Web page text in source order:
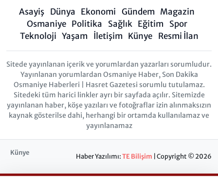
Asayiş Dünya Ekonomi Gündem Magazin
Osmaniye Politika Sağlık Eğitim
Spor
Teknoloji Yaşam İletişim Künye Resmi İlan
Sitede yayınlanan içerik ve yorumlardan yazarları sorumludur.
Yayınlanan yorumlardan Osmaniye Haber, Son Dakika
Osmaniye Haberleri | Hasret Gazetesi sorumlu tutulamaz.
Sitedeki tüm harici linkler ayrı bir sayfada açılır. Sitemizde
yayınlanan haber, köşe yazıları ve fotoğraflar izin alınmaksızın
kaynak gösterilse dahi, herhangi bir ortamda kullanılamaz ve
yayınlanamaz
Künye Haber Yazılımı:TE Bilişim | Copyright © 2026